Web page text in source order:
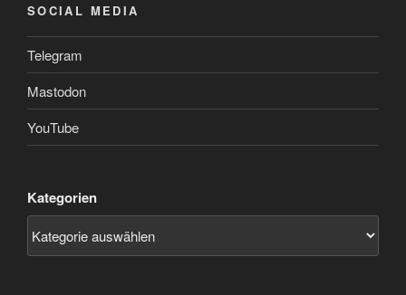
SOCIAL MEDIA
Telegram
Mastodon
YouTube
Kategorien